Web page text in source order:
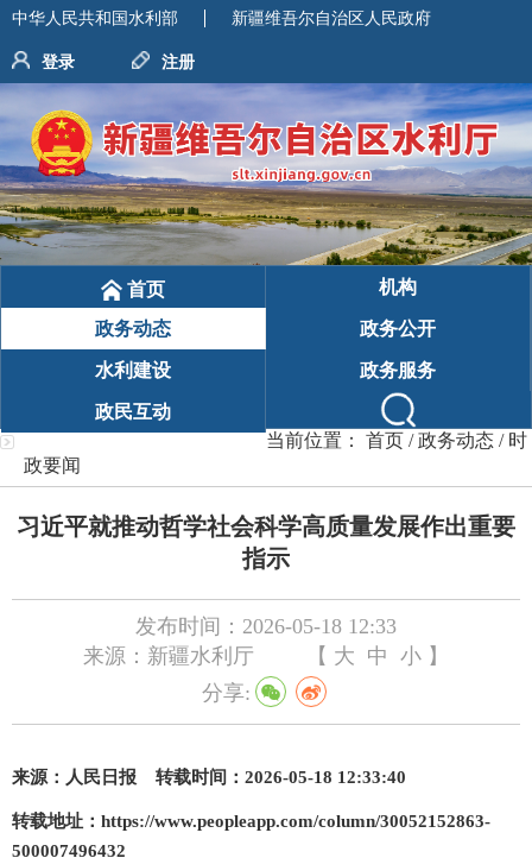
中华人民共和国水利部 新疆维吾尔自治区人民政府
登录 注册
首页 机构
政务动态 政务公开
水利建设 政务服务
政民互动
当前位置： 首页 /政务动态 / 时
政要闻
习近平就推动哲学社会科学高质量发展作出重要
指示
发布时间：2026-05-18 12:33
来源：新疆水利厅
【 大 中 小 】
分享:
来源： 人民日报 转载时间： 2026-05-18 12:33:40
转载地址： https://www.peopleapp.com/column/30052152863-
500007496432